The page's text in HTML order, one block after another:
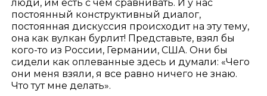
люди, им есть с чем сравнивать. И у нас
постоянный конструктивный диалог,
постоянная дискуссия происходит на эту тему,
она как вулкан бурлит! Представьте, взял бы
кого-то из России, Германии, США. Они бы
сидели как оплеванные здесь и думали: «Чего
они меня взяли, я все равно ничего не знаю.
Что тут мне делать».